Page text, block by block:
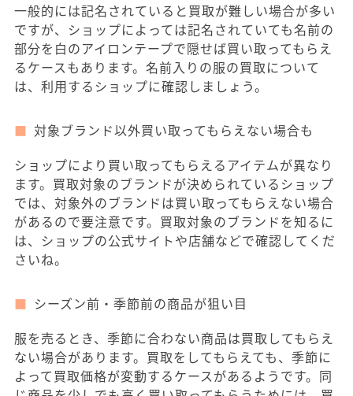
一般的には記名されていると買取が難しい場合が多い
ですが、ショップによっては記名されていても名前の
部分を白のアイロンテープで隠せば買い取ってもらえ
るケースもあります。名前入りの服の買取について
は、利用するショップに確認しましょう。
対象ブランド以外買い取ってもらえない場合も
ショップにより買い取ってもらえるアイテムが異なり
ます。買取対象のブランドが決められているショップ
では、対象外のブランドは買い取ってもらえない場合
があるので要注意です。買取対象のブランドを知るに
は、ショップの公式サイトや店舗などで確認してくだ
さいね。
シーズン前・季節前の商品が狙い目
服を売るとき、季節に合わない商品は買取してもらえ
ない場合があります。買取をしてもらえても、季節に
よって買取価格が変動するケースがあるようです。同